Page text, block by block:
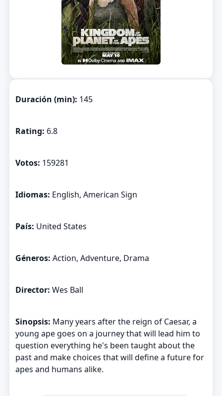
Duración (min): 145
Rating: 6.8
Votos: 159281
Idiomas: English, American Sign
País: United States
Géneros: Action, Adventure, Drama
Director: Wes Ball
Sinopsis: Many years after the reign of Caesar, a
young ape goes on a journey that will lead him to
question everything he's been taught about the
past and make choices that will define a future for
apes and humans alike.